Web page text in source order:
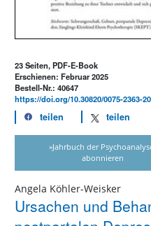
23 Seiten, PDF-E-Book
Erschienen: Februar 2025
Bestell-Nr.: 40647
https://doi.org/10.30820/0075-2363-
teilen teilen
»Jahrbuch der
abonnieren
Angela Köhler-Weisker
Ursachen und